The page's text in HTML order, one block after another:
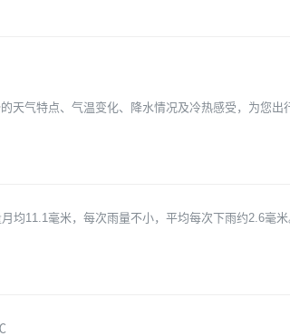
天气特点、气温变化、降水情况及冷热感受，为您出
均11.1毫米，每次雨量不小，平均每次下雨约2.6毫米